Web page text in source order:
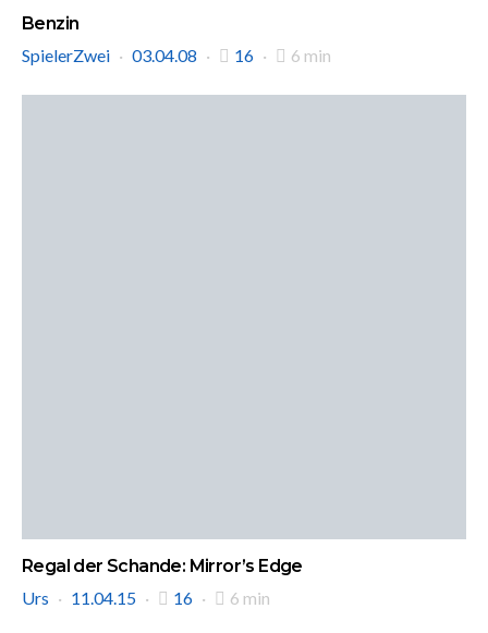
Benzin
SpielerZwei
03.04.08 16 6 min
Regal der Schande: Mirror’s Edge
Urs
11.04.15 16 6 min